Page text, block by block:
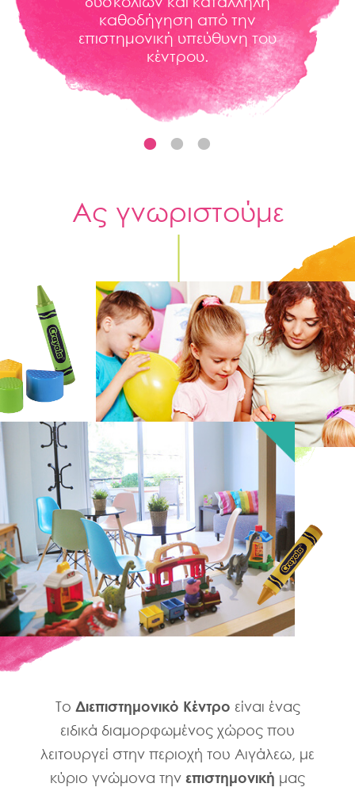
καθοδήγηση από την
επιστημονική υπεύθυνη του
κέντρου.
Ας γνωριστούμε
Το Διεπιστημονικό Κέντρο είναι ένας
ειδικά διαμορφωμένος χώρος που
λειτουργεί στην περιοχή του Αιγάλεω, με
κύριο γνώμονα την επιστημονική μας